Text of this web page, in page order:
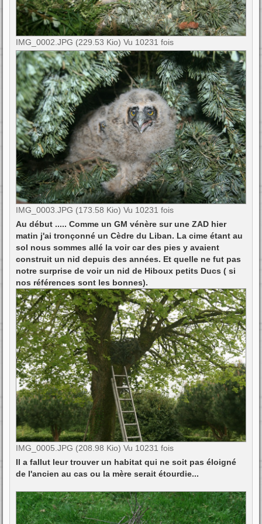
IMG_0002.JPG (229.53 Kio) Vu 10231 fois
IMG_0003.JPG (173.58 Kio) Vu 10231 fois
Au début ..... Comme un GM vénère sur une ZAD hier
matin j'ai tronçonné un Cèdre du Liban. La cime étant au
sol nous sommes allé la voir car des pies y avaient
construit un nid depuis des années. Et quelle ne fut pas
notre surprise de voir un nid de Hiboux petits Ducs ( si
nos références sont les bonnes).
IMG_0005.JPG (208.98 Kio) Vu 10231 fois
Il a fallut leur trouver un habitat qui ne soit pas éloigné
de l'ancien au cas ou la mère serait étourdie...